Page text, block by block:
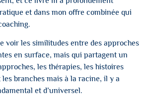
et dans mon offre combinée qui
voir les similitudes entre des approches
en surface, mais qui partagent un
les thérapies, les histoires
branches mais à la racine, il y a
et d’universel.